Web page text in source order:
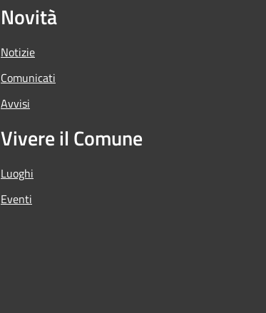
Novità
Notizie
Comunicati
Avvisi
Vivere il Comune
Luoghi
Eventi